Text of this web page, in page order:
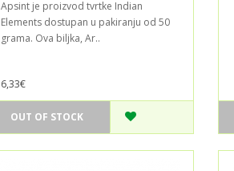
Apsint je proizvod tvrtke Indian
Elements dostupan u pakiranju od 50
grama. Ova biljka, Ar..
6,33€
OUT OF STOCK